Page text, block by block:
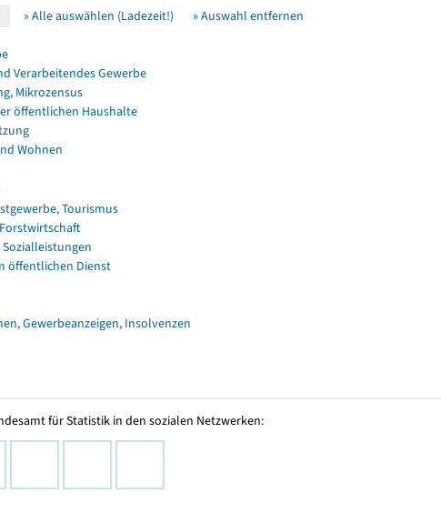
» Alle auswählen (Ladezeit!) » Auswahl entfernen
Verarbeitendes Gewerbe
Mikrozensus
öffentlichen Haushalte
Wohnen
Tourismus
öffentlichen Dienst
Gewerbeanzeigen, Insolvenzen
für Statistik in den sozialen Netzwerken: